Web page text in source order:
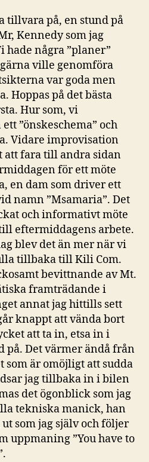
tillvara på, en stund på
Kennedy som jag
några ”planer”
ville genomföra
var goda men
Hoppas på det bästa
Hur som, vi
”önskeschema” och
Vidare improvisation
att fara till andra sidan
för ett möte
en dam som driver ett
namn ”Msamaria”. Det
och informativt möte
eftermiddagens arbete.
blev det än mer när vi
tillbaka till Kili Com.
bevittnande av Mt.
framträdande i
annat jag hittills sett
knappt att vända bort
att ta in, etsa in i
på. Det värmer ändå från
är omöjligt att sudda
jag tillbaka in i bilen
det ögonblick som jag
tekniska manick, han
som jag själv och följer
uppmaning ”You have to